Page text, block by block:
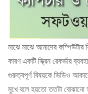
মাঝে মাঝে আমাদের কম্পিউটার
কারণ একটি স্ক্রিন রেকর্ডার
গুরুত্বপূর্ণ বিষয়কে ভিডিও
মুখে বলে হয়তো ততটা বোঝানো